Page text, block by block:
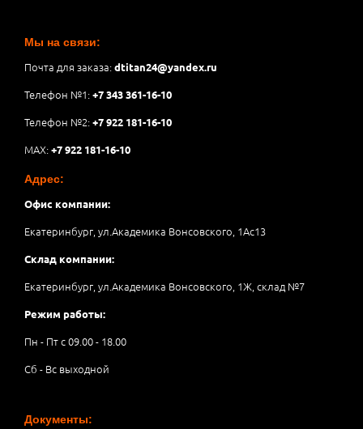
Мы на связи:
Почта для заказа:dtitan24@yandex.ru
Телефон №1:+7 343 361-16-10
Телефон №2:+7 922 181-16-10
MAX:+7 922 181-16-10
Адрес:
Офис компании:
Екатеринбург, ул.Академика Вонсовского, 1Аc13
Склад компании:
Екатеринбург, ул.Академика Вонсовского, 1Ж, склад №7
Режим работы:
Пн - Пт с 09.00 - 18.00
Сб - Вс выходной
Документы: